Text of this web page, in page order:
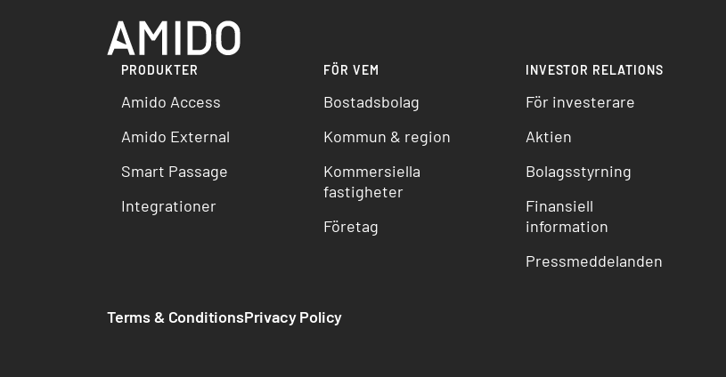
PRODUKTER
Amido Access
Amido External
Smart Passage
Integrationer
FÖR VEM
Bostadsbolag
Kommun & region
Kommersiella
fastigheter
Företag
INVESTOR RELATIONS
För investerare
Aktien
Bolagsstyrning
Finansiell
information
Pressmeddelanden
Terms & ConditionsPrivacy Policy